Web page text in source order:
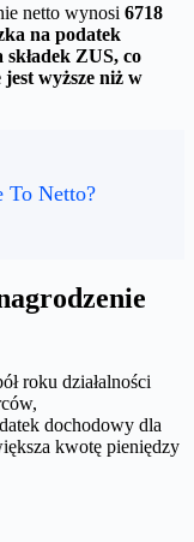
netto wynosi 6718
na podatek
składek ZUS, co
wyższe niż w
To Netto?
roku działalności
dochodowy dla
kwotę pieniędzy